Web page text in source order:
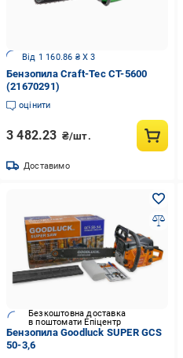
Від 1 160.86 ₴ X 3
Бензопила Craft-Tec СТ-5600
(21670291)
оцінити
3 482.23 ₴/шт.
Доставимо
Безкоштовна доставка
в поштомати Епіцентр
Бензопила Goodluck SUPER GCS
50-3,6